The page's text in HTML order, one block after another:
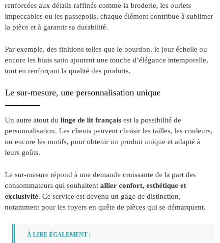
renforcées aux détails raffinés comme la broderie, les ourlets
impeccables ou les passepoils, chaque élément contribue à sublimer
la pièce et à garantir sa durabilité.
Par exemple, des finitions telles que le bourdon, le jour échelle ou
encore les biais satin ajoutent une touche d’élégance intemporelle,
tout en renforçant la qualité des produits.
Le sur-mesure, une personnalisation unique
Un autre atout du linge de lit français est la possibilité de
personnalisation. Les clients peuvent choisir les tailles, les couleurs,
ou encore les motifs, pour obtenir un produit unique et adapté à
leurs goûts.
Le sur-mesure répond à une demande croissante de la part des
consommateurs qui souhaitent allier confort, esthétique et
exclusivité. Ce service est devenu un gage de distinction,
notamment pour les foyers en quête de pièces qui se démarquent.
À LIRE ÉGALEMENT :